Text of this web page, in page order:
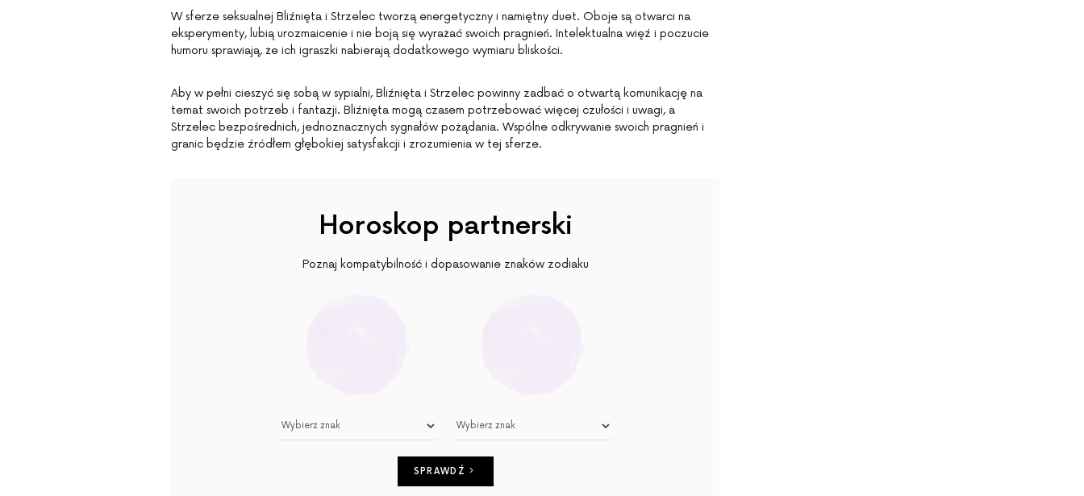
W sferze seksualnej Bliźnięta i Strzelec tworzą energetyczny i namiętny duet. Oboje są otwarci na
eksperymenty, lubią urozmaicenie i nie boją się wyrażać swoich pragnień. Intelektualna więź i poczucie
humoru sprawiają, że ich igraszki nabierają dodatkowego wymiaru bliskości.
Aby w pełni cieszyć się sobą w sypialni, Bliźnięta i Strzelec powinny zadbać o otwartą komunikację na
temat swoich potrzeb i fantazji. Bliźnięta mogą czasem potrzebować więcej czułości i uwagi, a
Strzelec bezpośrednich, jednoznacznych sygnałów pożądania. Wspólne odkrywanie swoich pragnień i
granic będzie źródłem głębokiej satysfakcji i zrozumienia w tej sferze.
Horoskop partnerski
Poznaj kompatybilność i dopasowanie znaków zodiaku
SPRAWDŹ